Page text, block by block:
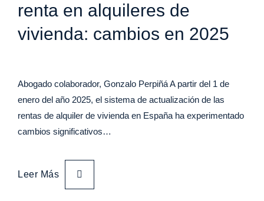
renta en alquileres de
vivienda: cambios en 2025
Abogado colaborador, Gonzalo Perpiñá A partir del 1 de
enero del año 2025, el sistema de actualización de las
rentas de alquiler de vivienda en España ha experimentado
cambios significativos…
Leer Más